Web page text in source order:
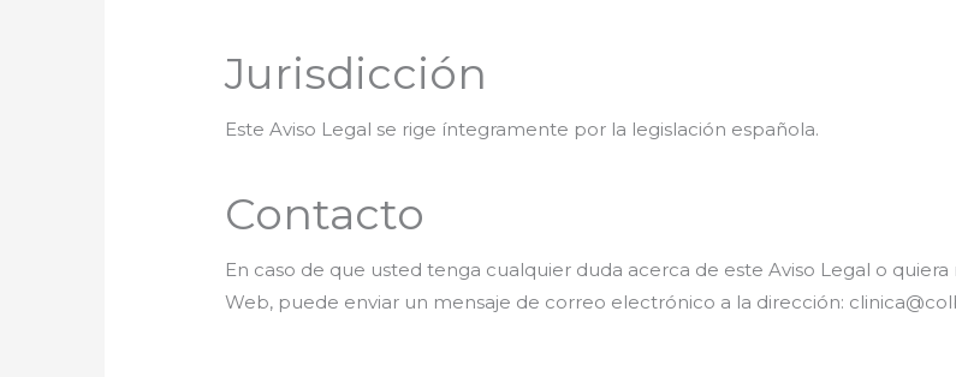
Jurisdicción
Este Aviso Legal se rige íntegramente por la legislación española.
Contacto
En caso de que usted tenga cualquier duda acerca de este Aviso Legal o
Web, puede enviar un mensaje de correo electrónico a la dirección: